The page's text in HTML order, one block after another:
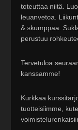
toteuttaa niitä.
leuanvetoa.
& skumppaa.
perustuu
Tervetuloa
kanssamme!
Kurkkaa
tuotteisiimme,